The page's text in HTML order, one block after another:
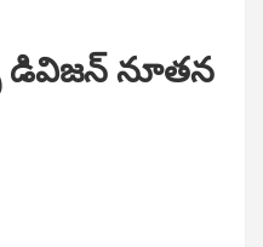
డివిజన్ నూతన